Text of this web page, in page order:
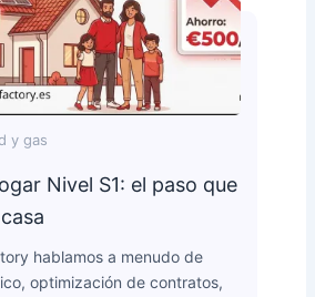
y gas
Nivel S1: el paso que
hablamos a menudo de
optimización de contratos,